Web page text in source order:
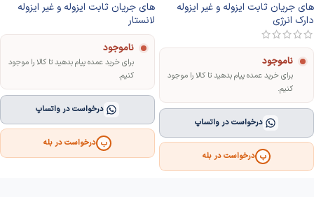
های جریان ثابت ایزوله و غیر ایزوله
دارک انرژی
ناموجود
برای خرید عمده پیام بدهید تا کالا را موجود
کنیم.
درخواست در واتساپ
ب درخواست در بله
های جریان ثابت ایزوله و غیر ایزوله
لانستار
ناموجود
برای خرید عمده پیام بدهید تا کالا را موجود
کنیم.
درخواست در واتساپ
ب درخواست در بله